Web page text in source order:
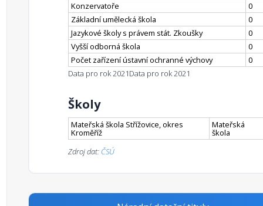
Konzervatoře
0
Základní umělecká škola
0
Jazykové školy s právem stát. Zkoušky
0
Vyšší odborná škola
0
Počet zařízení ústavní ochranné výchovy
0
Data pro rok 2021Data pro rok 2021
Školy
Mateřská škola Střížovice, okres
Kroměříž
Mateřská
škola
Zdroj dat: ČSÚ